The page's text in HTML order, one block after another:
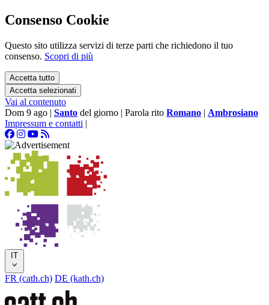
Consenso Cookie
Questo sito utilizza servizi di terze parti che richiedono il tuo
consenso. Scopri di più
Accetta tutto
Accetta selezionati
Vai al contenuto
Dom 9 ago | Santo del giorno | Parola rito Romano | Ambrosiano
Impressum e contatti |
IT
FR (cath.ch) DE (kath.ch)